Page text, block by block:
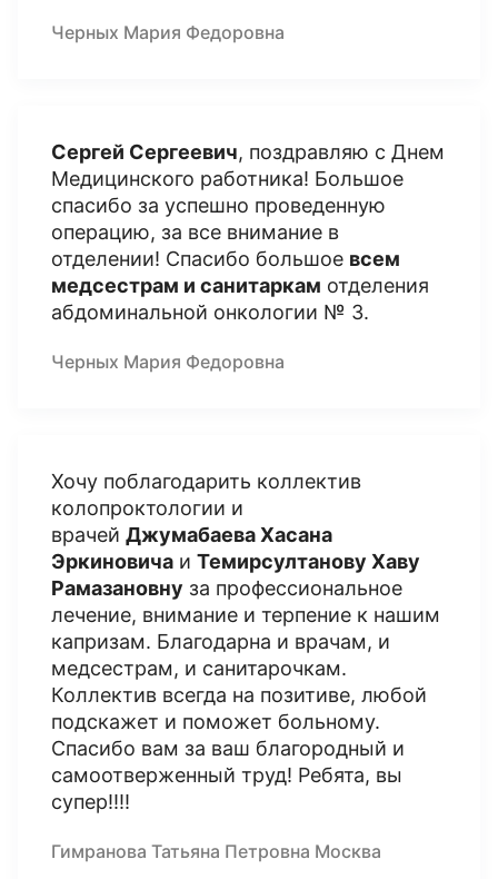
Черных Мария Федоровна
Сергей Сергеевич, поздравляю с Днем
Медицинского работника! Большое
спасибо за успешно проведенную
операцию, за все внимание в
отделении! Спасибо большое всем
медсестрам и санитаркам отделения
абдоминальной онкологии № 3.
Черных Мария Федоровна
Хочу поблагодарить коллектив
колопроктологии и
врачей Джумабаева Хасана
Эркиновича и Темирсултанову Хаву
Рамазановну за профессиональное
лечение, внимание и терпение к нашим
капризам. Благодарна и врачам, и
медсестрам, и санитарочкам.
Коллектив всегда на позитиве, любой
подскажет и поможет больному.
Спасибо вам за ваш благородный и
самоотверженный труд! Ребята, вы
супер!!!!
Гимранова Татьяна Петровна Москва